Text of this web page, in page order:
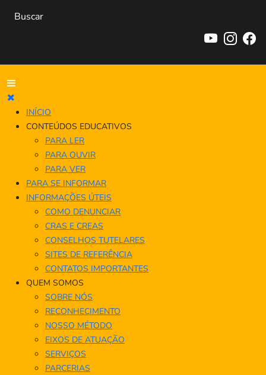
INÍCIO
CONTEÚDOS EDUCATIVOS
PARA LER
PARA OUVIR
PARA VER
PARA SE INFORMAR
INFORMAÇÕES ÚTEIS
COMO DENUNCIAR
CRAS E CREAS
CONSELHOS TUTELARES
SITES DE REFERÊNCIA
CONTATOS IMPORTANTES
QUEM SOMOS
SOBRE NÓS
RECONHECIMENTO
NOSSO MÉTODO
EIXOS DE ATUAÇÃO
SERVIÇOS
PARCERIAS